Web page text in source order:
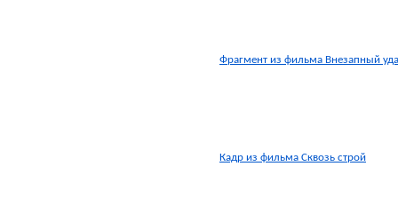
Фрагмент из фильма Внезапный
Кадр из фильма Сквозь строй